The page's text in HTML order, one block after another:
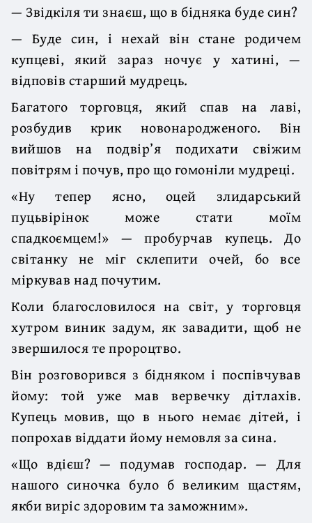
— Звідкіля ти знаєш, що в бідняка буде син?
— Буде син, і нехай він стане родичем
купцеві, який зараз ночує у хатині, —
відповів старший мудрець.
Багатого торговця, який спав на лаві,
розбудив крик новонародженого. Він
вийшов на подвір’я подихати свіжим
повітрям і почув, про що гомоніли мудреці.
«Ну тепер ясно, оцей злидарський
пуцьвірінок може стати моїм
спадкоємцем!» — пробурчав купець. До
світанку не міг склепити очей, бо все
міркував над почутим.
Коли благословилося на світ, у торговця
хутром виник задум, як завадити, щоб не
звершилося те пророцтво.
Він розговорився з бідняком і поспівчував
йому: той уже мав вервечку діт­лахів.
Купець мовив, що в нього немає дітей, і
попрохав віддати йому немовля за сина.
«Що вдієш? — подумав господар. — Для
нашого синочка було б великим щастям,
якби виріс здоровим та заможним».